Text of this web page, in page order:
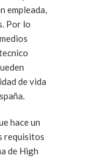
empleada,
Por lo
de vida
hace un
requisitos
de High